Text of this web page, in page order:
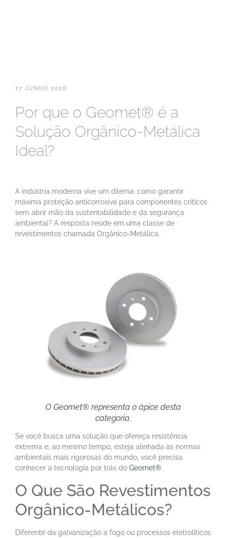
17 JUNHO 2026
Por que o Geomet® é a
Solução Orgânico-Metálica
Ideal?
A indústria moderna vive um dilema: como garantir
máxima proteção anticorrosiva para componentes críticos
sem abrir mão da sustentabilidade e da segurança
ambiental? A resposta reside em uma classe de
revestimentos chamada Orgânico-Metálica.
O Geomet® representa o ápice desta
categoria.
Se você busca uma solução que ofereça resistência
extrema e, ao mesmo tempo, esteja alinhada às normas
ambientais mais rigorosas do mundo, você precisa
conhecer a tecnologia por trás do Geomet®.
O Que São Revestimentos
Orgânico-Metálicos?
Diferente da galvanização a fogo ou processos eletrolíticos